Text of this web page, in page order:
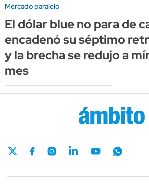
Mercado paralelo
El dólar blue no para de
encadenó su séptimo
y la brecha se redujo a
mes